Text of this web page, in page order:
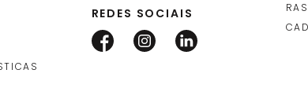
REDES SOCIAIS